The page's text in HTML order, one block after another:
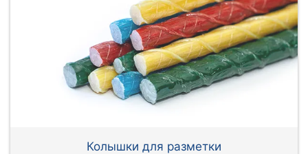
Колышки для разметки